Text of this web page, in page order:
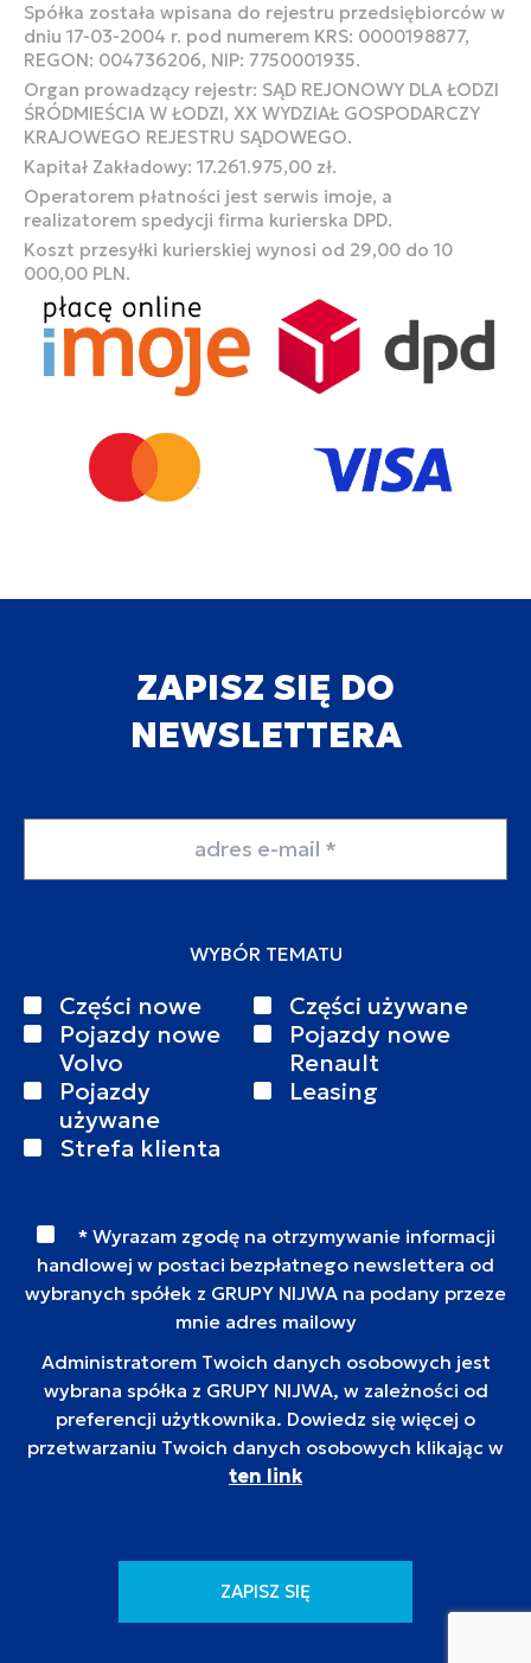
Spółka została wpisana do rejestru przedsiębiorców w
dniu 17-03-2004 r. pod numerem KRS: 0000198877,
REGON: 004736206, NIP: 7750001935.
Organ prowadzący rejestr: SĄD REJONOWY DLA ŁODZI
ŚRÓDMIEŚCIA W ŁODZI, XX WYDZIAŁ GOSPODARCZY
KRAJOWEGO REJESTRU SĄDOWEGO.
Kapitał Zakładowy: 17.261.975,00 zł.
Operatorem płatności jest serwis imoje, a
realizatorem spedycji firma kurierska DPD.
Koszt przesyłki kurierskiej wynosi od 29,00 do 10
000,00 PLN.
ZAPISZ SIĘ DO
NEWSLETTERA
WYBÓR TEMATU
Części nowe
Części używane
Pojazdy nowe
Volvo
Pojazdy nowe
Renault
Pojazdy
używane
Leasing
Strefa klienta
* Wyrazam zgodę na otrzymywanie informacji
handlowej w postaci bezpłatnego newslettera od
wybranych spółek z GRUPY NIJWA na podany przeze
mnie adres mailowy
Administratorem Twoich danych osobowych jest
wybrana spółka z GRUPY NIJWA, w zależności od
preferencji użytkownika. Dowiedz się więcej o
przetwarzaniu Twoich danych osobowych klikając w
ten link